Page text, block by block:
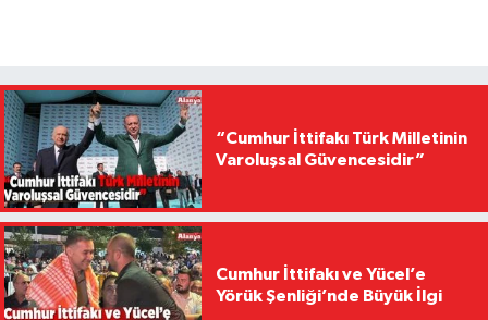
“Cumhur İttifakı Türk Milletinin
Varoluşsal Güvencesidir”
Cumhur İttifakı ve Yücel’e
Yörük Şenliği’nde Büyük İlgi